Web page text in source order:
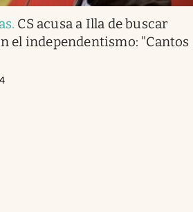
. CS acusa a Illa de buscar
el independentismo: "Cantos